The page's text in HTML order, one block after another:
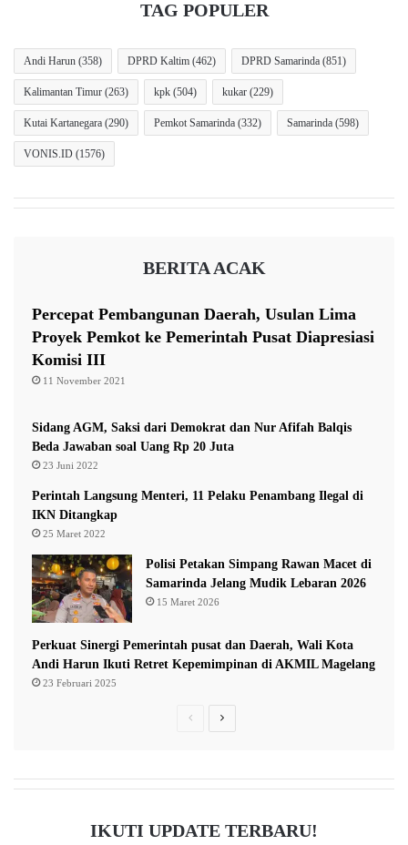
menetapkan 21 tersangka, termasuk Sudewo.
Selain itu, dua perusahaan juga telah ditetapkan sebagai
tersangka korporasi.
Perkara yang sedang diusut mencakup proyek jalur
pembangunan jalur kereta api di Makassar, empat proyek
konstruksi jalur kereta api dan dua proyek supervisi di
Lampegan, serta proyek perbaikan perlintasan sebidang
KPK menegaskan penyidikan masih berlangsung untuk
pengaturan proyek tersebut.
Lembaga itu juga terus menelusuri aliran dana dan peran
masing-masing pihak dalam dugaan rekayasa proses
pengadaan, mulai dari tahap administrasi hingga
penetapan pemenang tender.
Hingga kini, proses hukum masih berjalan dan dugaan
tersebut akan diuji melalui mekanisme peradilan sesuai
TAG POPULER
Andi Harun (358) DPRD Kaltim (462) DPRD Samarinda (851)
Kalimantan Timur (263) kpk (504) kukar (229)
Kutai Kartanegara (290) Pemkot Samarinda (332) Samarinda (598)
VONIS.ID (1576)
BERITA ACAK
Percepat Pembangunan Daerah, Usulan Lima
Proyek Pemkot ke Pemerintah Pusat Diapresiasi
Komisi III
11 November 2021
Sidang AGM, Saksi dari Demokrat dan Nur Afifah Balqis
Beda Jawaban soal Uang Rp 20 Juta
23 Juni 2022
Perintah Langsung Menteri, 11 Pelaku Penambang Ilegal di
IKN Ditangkap
25 Maret 2022
Polisi Petakan Simpang Rawan Macet di
Samarinda Jelang Mudik Lebaran 2026
15 Maret 2026
Perkuat Sinergi Pemerintah pusat dan Daerah, Wali Kota
Andi Harun Ikuti Retret Kepemimpinan di AKMIL Magelang
23 Februari 2025
PreviousNext
IKUTI UPDATE TERBARU!